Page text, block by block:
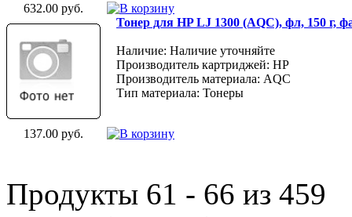
632.00 руб.
Тонер для HP LJ 1300 (AQC), фл, 150 г,
Наличие: Наличие уточняйте
Производитель картриджей: HP
Производитель материала: AQC
Тип материала: Тонеры
137.00 руб.
Продукты 61 - 66 из 459